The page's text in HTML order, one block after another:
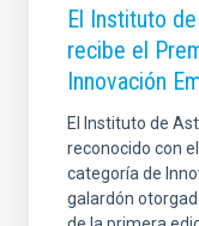
El Instituto
recibe el
Innovación
El Instituto de
reconocido con
categoría de
galardón